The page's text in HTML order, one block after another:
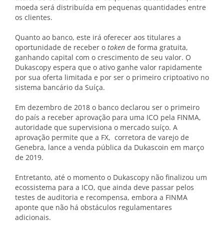
moeda será distribuída em pequenas quantidades entre
os clientes.
Quanto ao banco, este irá oferecer aos titulares a
oportunidade de receber o token de forma gratuita,
ganhando capital com o crescimento de seu valor. O
Dukascopy espera que o ativo ganhe valor rapidamente
por sua oferta limitada e por ser o primeiro criptoativo no
sistema bancário da Suíça.
Em dezembro de 2018 o banco declarou ser o primeiro
do país a receber aprovação para uma ICO pela FINMA,
autoridade que supervisiona o mercado suíço. A
aprovação permite que a FX, corretora de varejo de
Genebra, lance a venda pública da Dukascoin em março
de 2019.
Entretanto, até o momento o Dukascopy não finalizou um
ecossistema para a ICO, que ainda deve passar pelos
testes de auditoria e recompensa, embora a FINMA
aponte que não há obstáculos regulamentares
adicionais.